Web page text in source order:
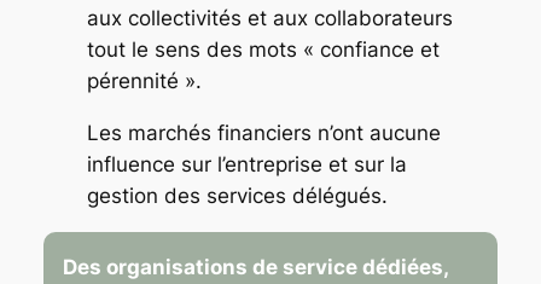
aux collectivités et aux collaborateurs
tout le sens des mots « confiance et
pérennité ».
Les marchés financiers n’ont aucune
influence sur l’entreprise et sur la
gestion des services délégués.
Des organisations de service dédiées,